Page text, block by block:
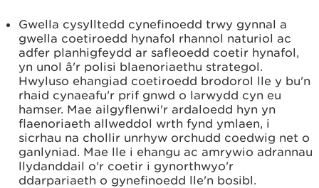
Gwella cysylltedd cynefinoedd trwy gynnal a
gwella coetiroedd hynafol rhannol naturiol ac
adfer planhigfeydd ar safleoedd coetir hynafol,
yn unol â'r polisi blaenoriaethu strategol.
Hwyluso ehangiad coetiroedd brodorol lle y bu'n
rhaid cynaeafu'r prif gnwd o larwydd cyn eu
hamser. Mae ailgyflenwi'r ardaloedd hyn yn
flaenoriaeth allweddol wrth fynd ymlaen, i
sicrhau na chollir unrhyw orchudd coedwig net o
ganlyniad. Mae lle i ehangu ac amrywio adrannau
llydanddail o'r coetir i gynorthwyo'r
ddarpariaeth o gynefinoedd lle'n bosibl.